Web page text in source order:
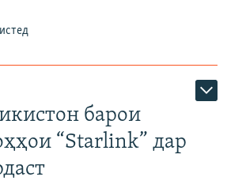
барои
“Starlink” дар